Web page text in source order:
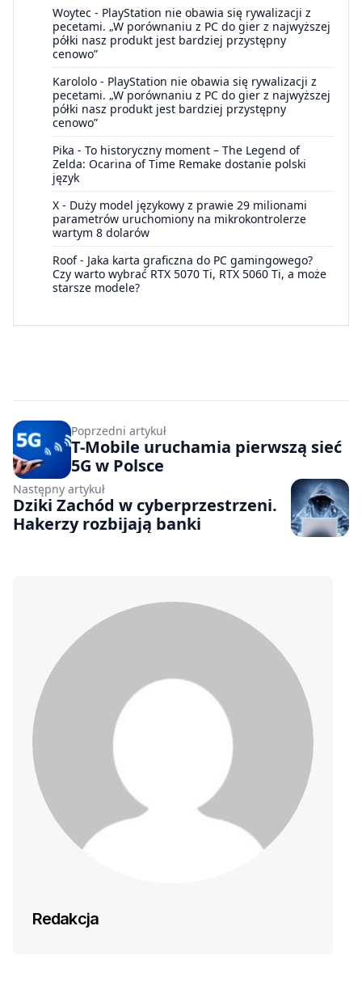
Woytec - PlayStation nie obawia się rywalizacji z
pecetami. „W porównaniu z PC do gier z najwyższej
półki nasz produkt jest bardziej przystępny
cenowo”
Karololo - PlayStation nie obawia się rywalizacji z
pecetami. „W porównaniu z PC do gier z najwyższej
półki nasz produkt jest bardziej przystępny
cenowo”
Pika - To historyczny moment – The Legend of
Zelda: Ocarina of Time Remake dostanie polski
język
X - Duży model językowy z prawie 29 milionami
parametrów uruchomiony na mikrokontrolerze
wartym 8 dolarów
Roof- Jaka karta graficzna do PC gamingowego?
Czy warto wybrać RTX 5070 Ti, RTX 5060 Ti, a może
starsze modele?
Poprzedni artykuł
T-Mobile uruchamia pierwszą sieć
5G w Polsce
Następny artykuł
Dziki Zachód w cyberprzestrzeni.
Hakerzy rozbijają banki
Redakcja